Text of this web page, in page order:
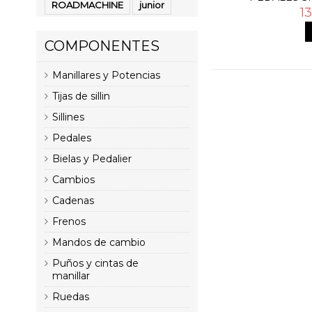
ROADMACHINE
junior
COMPONENTES
Manillares y Potencias
Tijas de sillin
Sillines
Pedales
Bielas y Pedalier
Cambios
Cadenas
Frenos
Mandos de cambio
Puños y cintas de
manillar
Ruedas